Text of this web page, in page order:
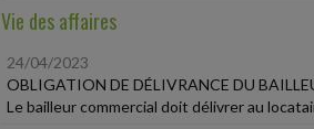
Vie des affaires
24/04/2023
OBLIGATION DE DÉLIVRANCE DU
Le bailleur commercial doit délivrer au